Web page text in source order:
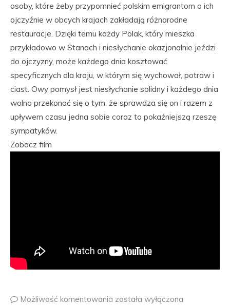
osoby, które żeby przypomnieć polskim emigrantom o ich
ojczyźnie w obcych krajach zakładają różnorodne
restauracje. Dzięki temu każdy Polak, który mieszka
przykładowo w Stanach i niesłychanie okazjonalnie jeździ
do ojczyzny, może każdego dnia kosztować
specyficznych dla kraju, w którym się wychował, potraw i
ciast. Owy pomysł jest niesłychanie solidny i każdego dnia
wolno przekonać się o tym, że sprawdza się on i razem z
upływem czasu jedna sobie coraz to pokaźniejszą rzeszę
sympatyków.
Zobacz film
Możliwość komentowania została wyłączona